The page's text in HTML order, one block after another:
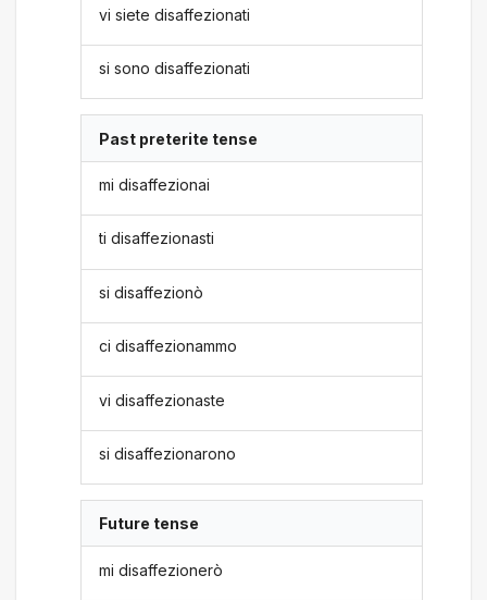
vi siete disaffezionati
si sono disaffezionati
Past preterite tense
mi disaffezionai
ti disaffezionasti
si disaffezionò
ci disaffezionammo
vi disaffezionaste
si disaffezionarono
Future tense
mi disaffezionerò